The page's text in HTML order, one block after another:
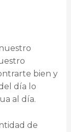
bien y
día lo
al día.
de